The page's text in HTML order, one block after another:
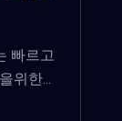
빠르고
한...